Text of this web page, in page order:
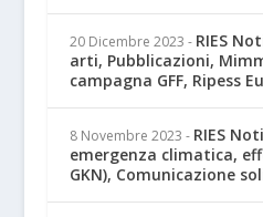
20 Dicembre 2023 - RIES
arti, Pubblicazioni,
campagna GFF, Ripess
8 Novembre 2023 - RIES
emergenza climatica,
GKN), Comunicazione